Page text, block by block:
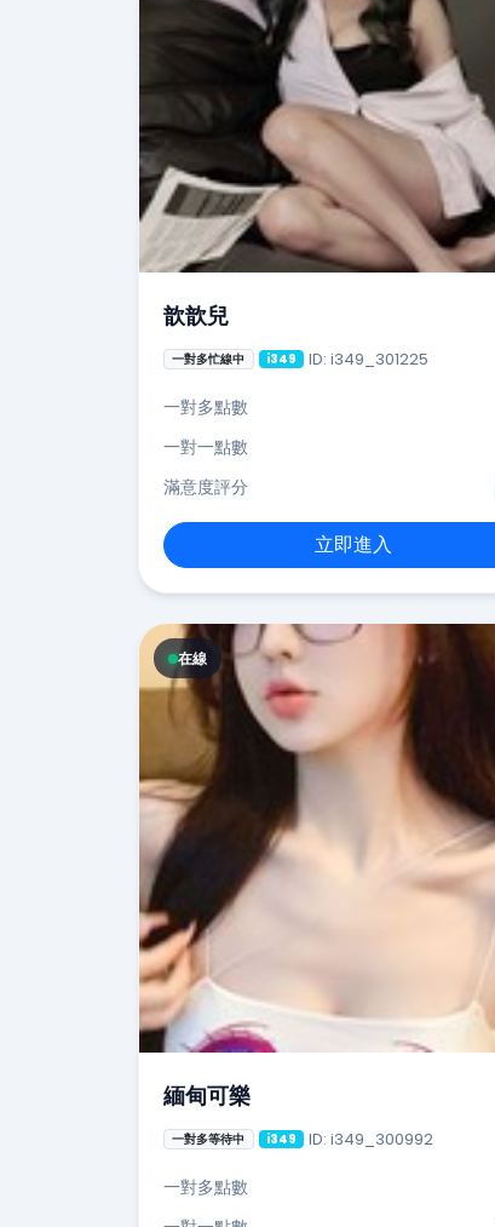
歆歆兒
一對多忙線中 i349 ID: i349_301225
一對多點數
一對一點數
滿意度評分
立即進入
在線
緬甸可樂
一對多等待中 i349 ID: i349_300992
一對多點數